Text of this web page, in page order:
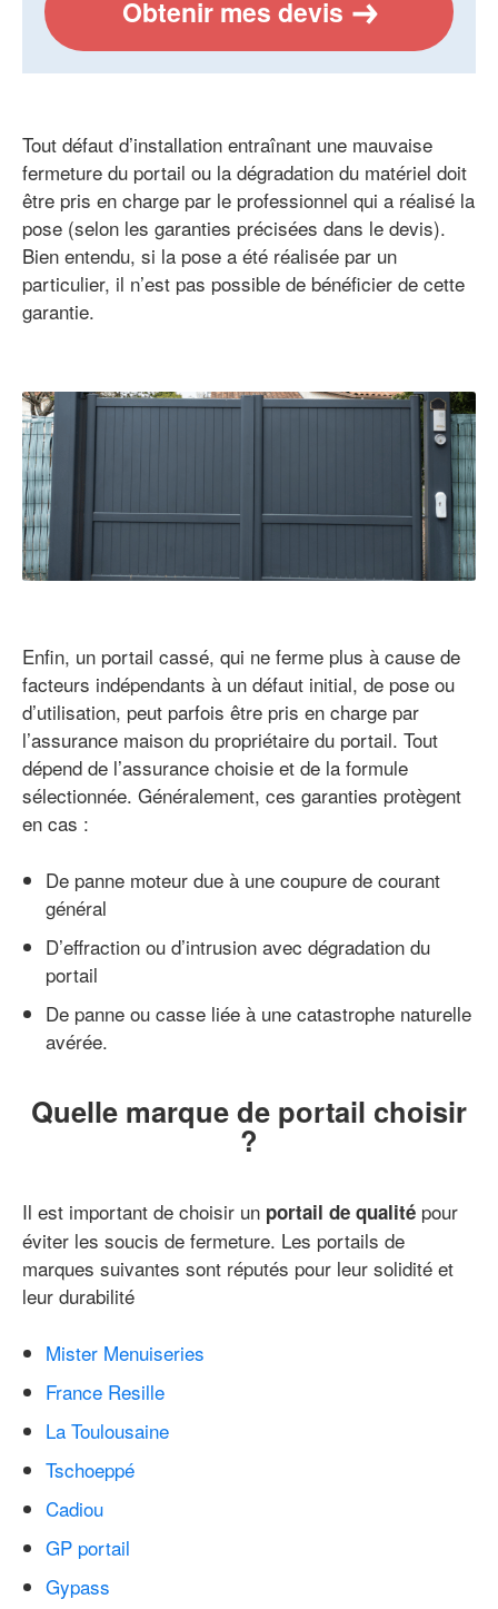
Obtenir mes devis
Tout défaut d’installation entraînant une mauvaise
fermeture du portail ou la dégradation du matériel doit
être pris en charge par le professionnel qui a réalisé la
pose (selon les garanties précisées dans le devis).
Bien entendu, si la pose a été réalisée par un
particulier, il n’est pas possible de bénéficier de cette
garantie.
Enfin, un portail cassé, qui ne ferme plus à cause de
facteurs indépendants à un défaut initial, de pose ou
d’utilisation, peut parfois être pris en charge par
l’assurance maison du propriétaire du portail. Tout
dépend de l’assurance choisie et de la formule
sélectionnée. Généralement, ces garanties protègent
en cas :
De panne moteur due à une coupure de courant
général
D’effraction ou d’intrusion avec dégradation du
portail
De panne ou casse liée à une catastrophe naturelle
avérée.
Quelle marque de portail choisir
?
Il est important de choisir un portail de qualité pour
éviter les soucis de fermeture. Les portails de
marques suivantes sont réputés pour leur solidité et
leur durabilité
Mister Menuiseries
France Resille
La Toulousaine
Tschoeppé
Cadiou
GP portail
Gypass